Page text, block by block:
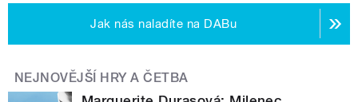
Jak nás naladíte na DABu
NEJNOVĚJŠÍ HRY A ČETBA